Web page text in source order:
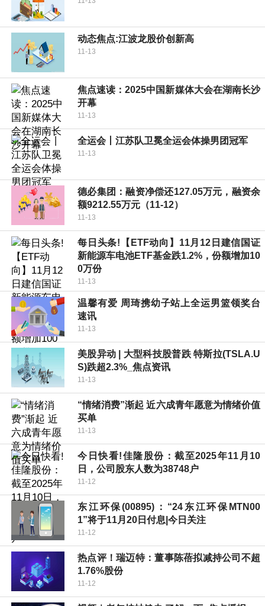
动态焦点:江波龙股价创新高
11-13
焦点速读：2025中国新媒体大会在湖南长沙
开幕
11-13
全运会丨江苏队卫冕全运会体操男团冠军
11-13
德必集团：融资净偿还127.05万元，融资余
额9212.55万元（11-12）
11-13
每日头条!【ETF动向】11月12日建信国证
新能源车电池ETF基金跌1.2%，份额增加10
0万份
11-13
温馨有爱 周琦携幼子站上全运男篮领奖台
速讯
11-13
美股异动 | 大型科技股普跌 特斯拉(TSLA.U
S)跌超2.3%_焦点资讯
11-13
“情绪消费”渐起 近六成青年愿意为情绪价值
买单
11-13
今日快看!佳隆股份：截至2025年11月10
日，公司股东人数为38748户
11-12
东江环保(00895)：“24东江环保MTN00
1”将于11月20日付息|今日关注
11-12
热点评！瑞迈特：董事陈蓓拟减持公司不超
1.76%股份
11-12